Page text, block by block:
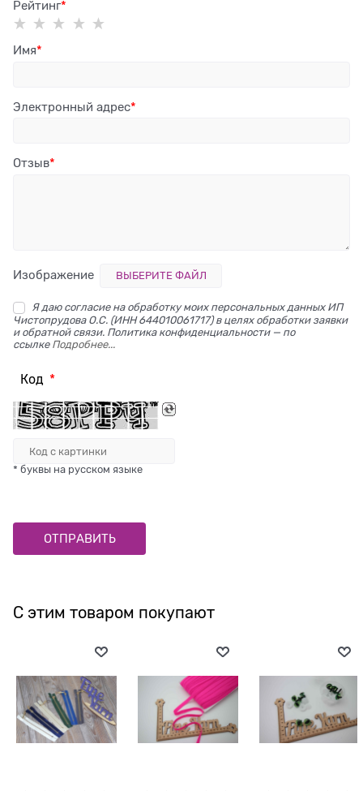
Рейтинг
Имя
Электронный адрес
Отзыв
Изображение ВЫБЕРИТЕ ФАЙЛ
Я даю согласие на обработку моих персональных данных ИП
Чистопрудова О.С. (ИНН 644010061717) в целях обработки заявки
и обратной связи. Политика конфиденциальности — по
ссылке Подробнее...
Код
* буквы на русском языке
С этим товаром покупают